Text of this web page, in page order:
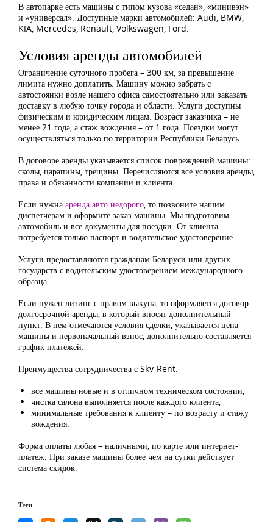
В автопарке есть машины с типом кузова «седан», «минивэн»
и «универсал». Доступные марки автомобилей: Audi, BMW,
KIA, Mercedes, Renault, Volkswagen, Ford.
Условия аренды автомобилей
Ограничение суточного пробега – 300 км, за превышение
лимита нужно доплатить. Машину можно забрать с
автостоянки возле нашего офиса самостоятельно или заказать
доставку в любую точку города и области. Услуги доступны
физическим и юридическим лицам. Возраст заказчика – не
менее 21 года, а стаж вождения – от 1 года. Поездки могут
осуществляться только по территории Республики Беларусь.
В договоре аренды указывается список повреждений машины:
сколы, царапины, трещины. Перечисляются все условия аренды,
права и обязанности компании и клиента.
Если нужна аренда авто недорого, то позвоните нашим
диспетчерам и оформите заказ машины. Мы подготовим
автомобиль и все документы для поездки. От клиента
потребуется только паспорт и водительское удостоверение.
Услуги предоставляются гражданам Беларуси или других
государств с водительским удостоверением международного
образца.
Если нужен лизинг с правом выкупа, то оформляется договор
долгосрочной аренды, в который вносят дополнительный
пункт. В нем отмечаются условия сделки, указывается цена
машины и первоначальный взнос, дополнительно составляется
график платежей.
Преимущества сотрудничества с Skv-Rent:
все машины новые и в отличном техническом состоянии;
чистка салона выполняется после каждого клиента;
минимальные требования к клиенту – по возрасту и стажу
вождения.
Форма оплаты любая – наличными, по карте или интернет-
платеж. При заказе машины более чем на сутки действует
система скидок.
Теги: